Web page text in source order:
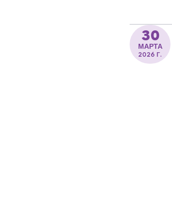
30
МАРТА
2026 Г.